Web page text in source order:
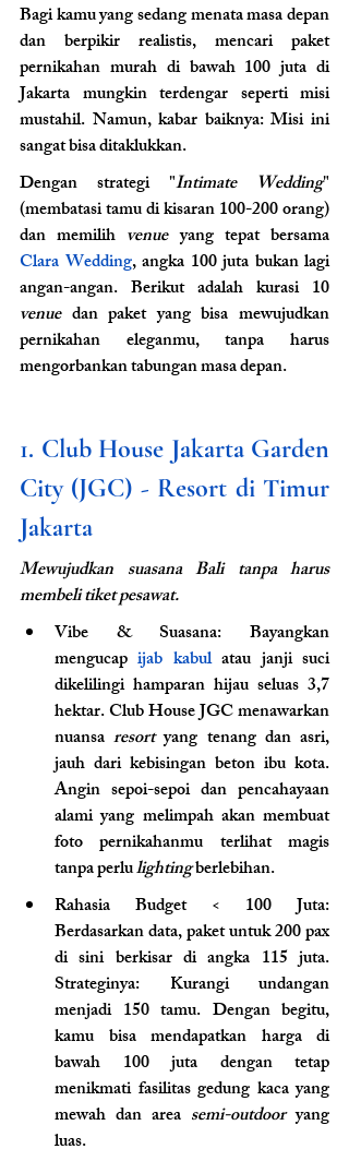
Bagi kamu yang sedang menata masa depan
dan berpikir realistis, mencari paket
pernikahan murah di bawah 100 juta di
Jakarta mungkin terdengar seperti misi
mustahil. Namun, kabar baiknya: Misi ini
sangat bisa ditaklukkan.
Dengan strategi "Intimate Wedding"
(membatasi tamu di kisaran 100-200 orang)
dan memilih venue yang tepat bersama
Clara Wedding, angka 100 juta bukan lagi
venue dan paket yang bisa mewujudkan
pernikahan eleganmu, tanpa harus
mengorbankan tabungan masa depan.
1. Club House Jakarta Garden
City (JGC) - Resort di Timur
Jakarta
Mewujudkan suasana Bali tanpa harus
membeli tiket pesawat.
Vibe & Suasana: Bayangkan
mengucap ijab kabul atau janji suci
dikelilingi hamparan hijau seluas 3,7
hektar. Club House JGC menawarkan
nuansa resort yang tenang dan asri,
jauh dari kebisingan beton ibu kota.
Angin sepoi-sepoi dan pencahayaan
alami yang melimpah akan membuat
foto pernikahanmu terlihat magis
tanpa perlu lighting berlebihan.
Rahasia Budget < 100 Juta:
Berdasarkan data, paket untuk 200 pax
di sini berkisar di angka 115 juta.
Strateginya: Kurangi undangan
menjadi 150 tamu. Dengan begitu,
kamu bisa mendapatkan harga di
bawah 100 juta dengan tetap
menikmati fasilitas gedung kaca yang
mewah dan area semi-outdoor yang
luas.